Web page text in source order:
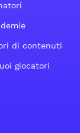
di contenuti
giocatori